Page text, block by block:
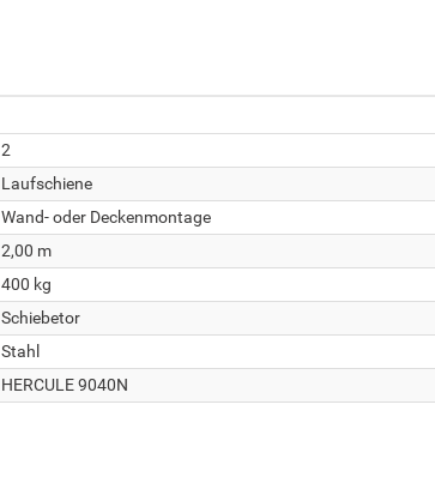
2
Laufschiene
Wand- oder Deckenmontage
2,00 m
400 kg
Schiebetor
Stahl
HERCULE 9040N